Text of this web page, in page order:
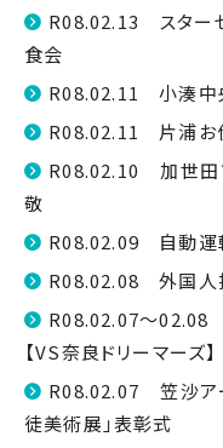
R08.02.13 スター
食会
R08.02.11 小湊中
R08.02.11 片浦お
R08.02.10 加世田
敬
R08.02.09 自動運
R08.02.08 外国人
R08.02.07～02.08
【VS奈良ドリーマーズ】
R08.02.07 笠沙ア
徒美術展」表彰式